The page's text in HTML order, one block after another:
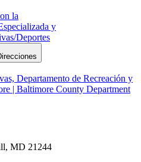
la
y
Deportes
Departamento de Recreación y
| Baltimore County Department
MD 21244